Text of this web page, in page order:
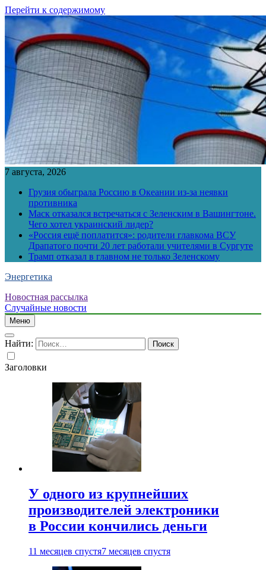
Перейти к содержимому
7 августа, 2026
Грузия обыграла Россию в Океании из-за неявки
противника
Маск отказался встречаться с Зеленским в Вашингтоне.
Чего хотел украинский лидер?
«Россия ещё поплатится»: родители главкома ВСУ
Драпатого почти 20 лет работали учителями в Сургуте
Трамп отказал в главном не только Зеленскому
Энергетика
Новостная рассылка
Случайные новости
Меню
Найти:
Заголовки
У одного из крупнейших
производителей электроники
в России кончились деньги
11 месяцев спустя7 месяцев спустя